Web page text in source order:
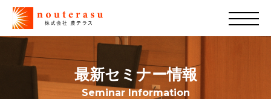
最新セミナー情報
Seminar Information